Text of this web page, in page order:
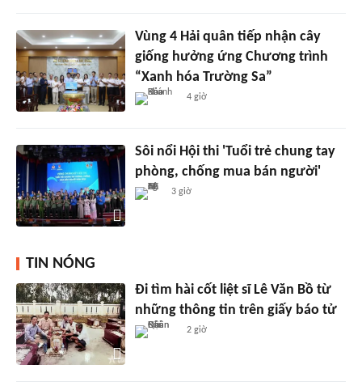
Vùng 4 Hải quân tiếp nhận cây
giống hưởng ứng Chương trình
“Xanh hóa Trường Sa”
4 giờ
Sôi nổi Hội thi 'Tuổi trẻ chung tay
phòng, chống mua bán người'
3 giờ
TIN NÓNG
Đi tìm hài cốt liệt sĩ Lê Văn Bồ từ
những thông tin trên giấy báo tử
2 giờ